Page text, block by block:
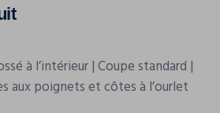
à l’intérieur | Coupe standard |
aux poignets et côtes à l’ourlet